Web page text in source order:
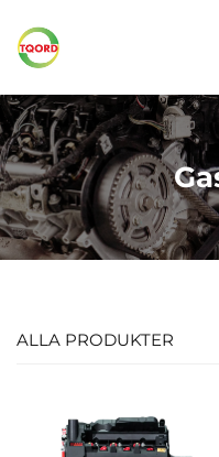
ALLA PRODUKTER